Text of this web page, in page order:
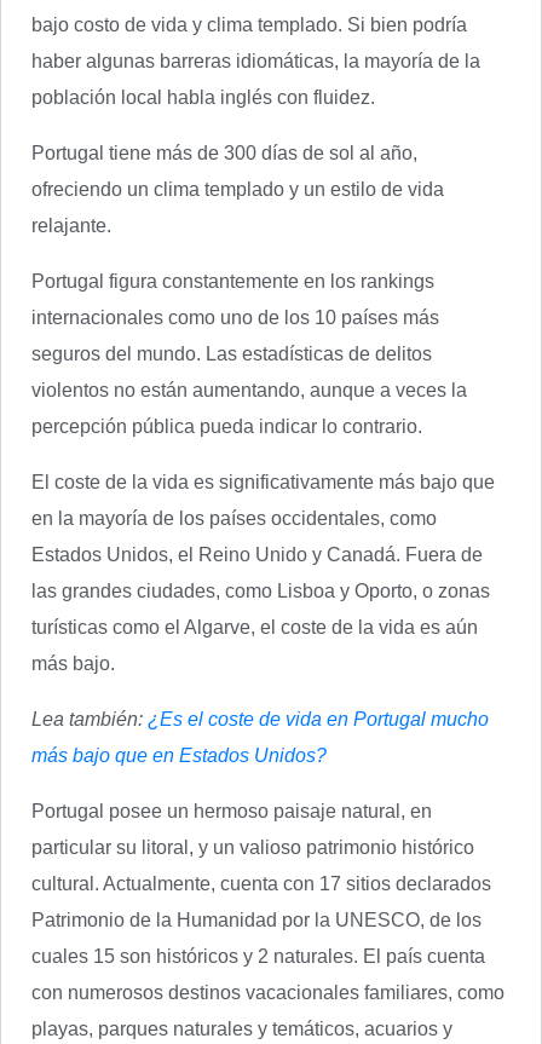
bajo costo de vida y clima templado. Si bien podría
haber algunas barreras idiomáticas, la mayoría de la
población local habla inglés con fluidez.
Portugal tiene más de 300 días de sol al año,
ofreciendo un clima templado y un estilo de vida
relajante.
Portugal figura constantemente en los rankings
internacionales como uno de los 10 países más
seguros del mundo. Las estadísticas de delitos
violentos no están aumentando, aunque a veces la
percepción pública pueda indicar lo contrario.
El coste de la vida es significativamente más bajo que
en la mayoría de los países occidentales, como
Estados Unidos, el Reino Unido y Canadá. Fuera de
las grandes ciudades, como Lisboa y Oporto, o zonas
turísticas como el Algarve, el coste de la vida es aún
más bajo.
Lea también: ¿Es el coste de vida en Portugal mucho
más bajo que en Estados Unidos?
Portugal posee un hermoso paisaje natural, en
particular su litoral, y un valioso patrimonio histórico
cultural. Actualmente, cuenta con 17 sitios declarados
Patrimonio de la Humanidad por la UNESCO, de los
cuales 15 son históricos y 2 naturales. El país cuenta
con numerosos destinos vacacionales familiares, como
playas, parques naturales y temáticos, acuarios y